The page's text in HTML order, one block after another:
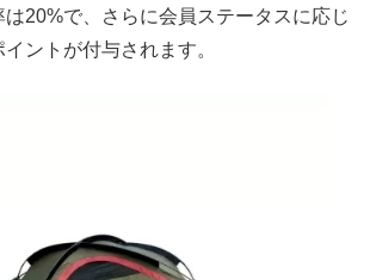
20%で、さらに会員ステータスに応じ
ントが付与されます。